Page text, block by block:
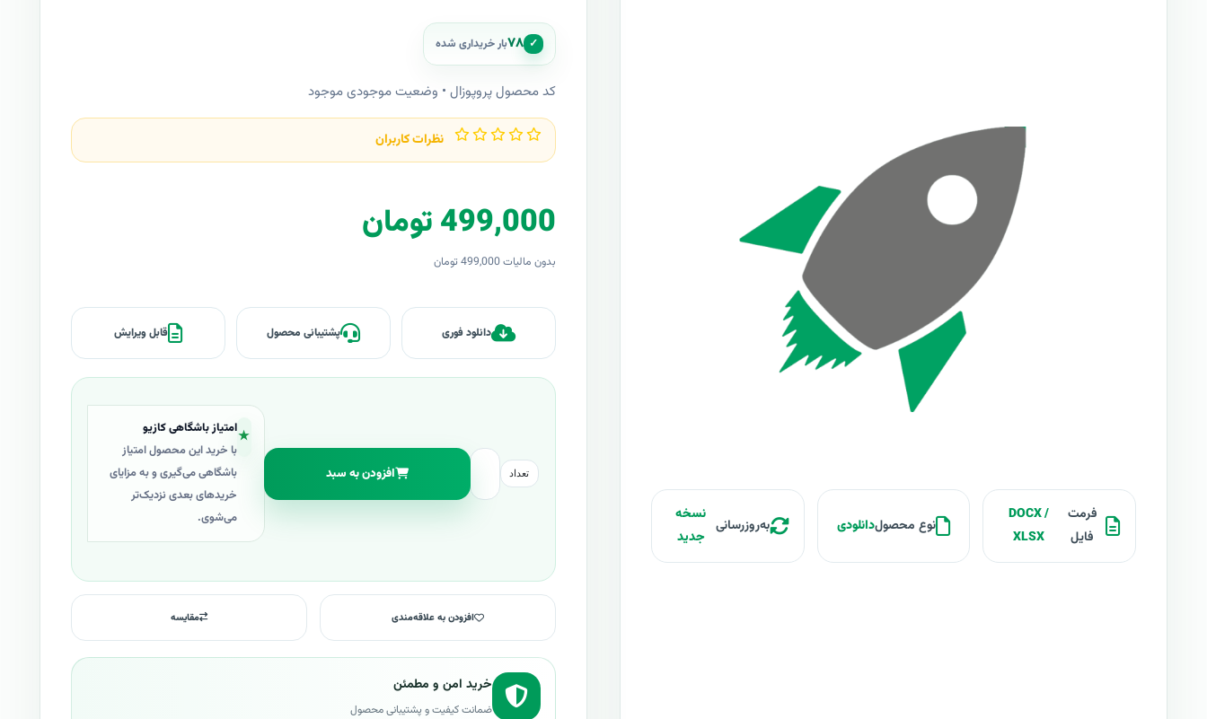
✓ ۷۸بار خریداری شده
کد محصول پروپوزال • وضعیت موجودی موجود
نظرات کاربران
499,000 تومان
بدون مالیات 499,000 تومان
دانلود فوری پشتیبانی محصول قابل ویرایش
تعداد افزودن به سبد
★امتیاز باشگاهی کازیو
با خرید این محصول امتیاز
باشگاهی می‌گیری و به مزایای
خریدهای بعدی نزدیک‌تر
می‌شوی.
افزودن به علاقه‌مندی مقایسه
خرید امن و مطمئن
ضمانت کیفیت و پشتیبانی محصول
فرمت
فایل
DOCX /
XLSX
نوع محصولدانلودی به‌روزرسانی
نسخه
جدید